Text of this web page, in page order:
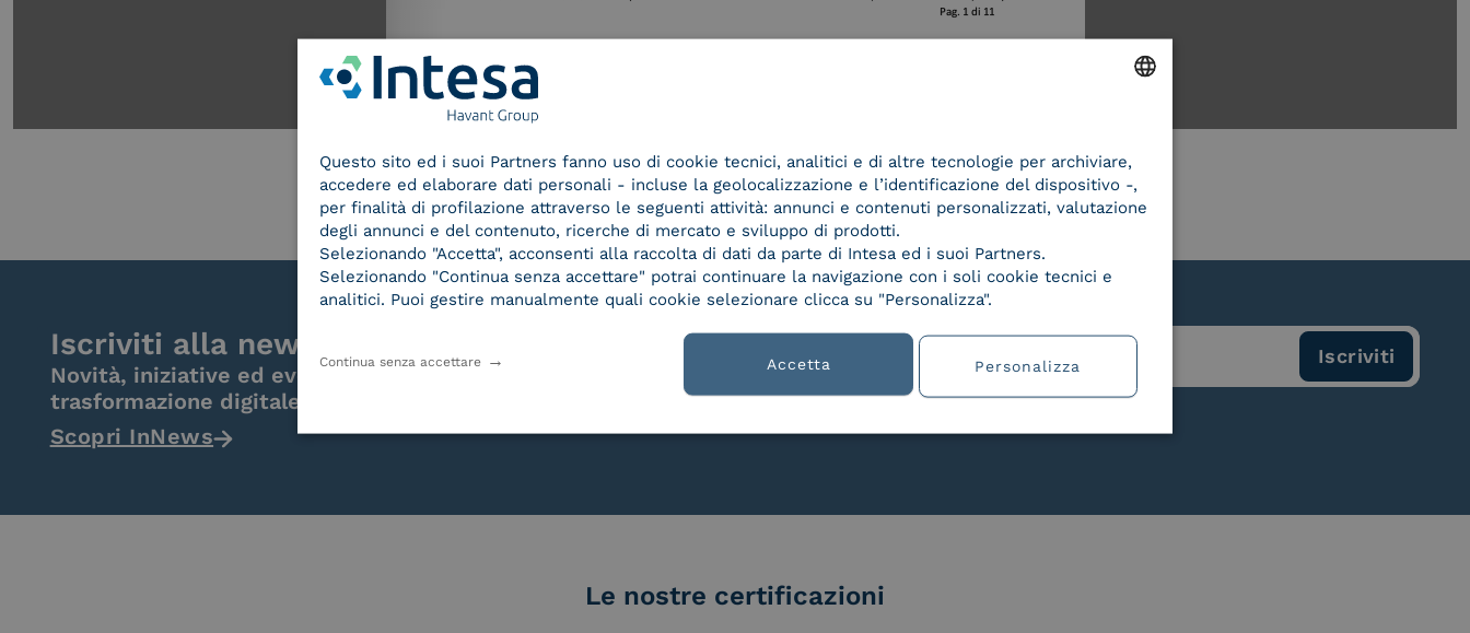
Iscriviti alla newsletter
Novità, iniziative ed eventi dal mondo della
trasformazione digitale.
Scopri InNews
Le nostre certificazioni
ITALIAN
Questo sito ed i suoi Partners fanno uso di cookie tecnici, analitici e di altre tecnologie per archiviare,
accedere ed elaborare dati personali - incluse la geolocalizzazione e l’identificazione del dispositivo -,
per finalità di profilazione attraverso le seguenti attività: annunci e contenuti personalizzati, valutazione
degli annunci e del contenuto, ricerche di mercato e sviluppo di prodotti.
Selezionando "Accetta", acconsenti alla raccolta di dati da parte di Intesa ed i suoi Partners.
Selezionando "Continua senza accettare" potrai continuare la navigazione con i soli cookie tecnici e
analitici. Puoi gestire manualmente quali cookie selezionare clicca su "Personalizza".
Accetta
Continua senza accettare Personalizza